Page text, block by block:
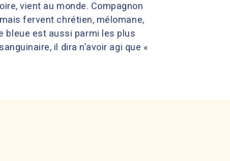
vient au monde. Compagnon
fervent chrétien, mélomane,
bleue est aussi parmi les plus
il dira n’avoir agi que «